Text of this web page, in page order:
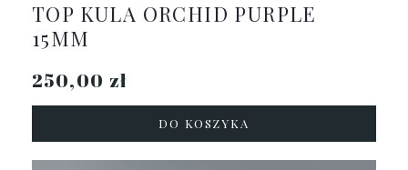
TOP KULA ORCHID PURPLE
15MM
250,00 zł
DO KOSZYKA